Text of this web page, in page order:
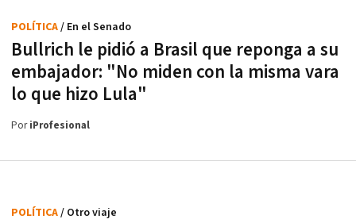
Bullrich le pidió a Brasil que reponga a su
embajador: "No miden con la misma vara
lo que hizo Lula"
POLÍTICA/ En el Senado
PoriProfesional
POLÍTICA/ Otro viaje